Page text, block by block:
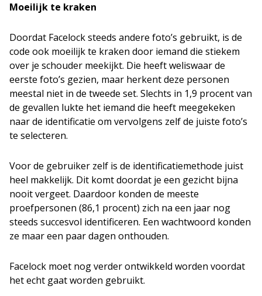
Moeilijk te kraken
Doordat Facelock steeds andere foto’s gebruikt, is de
code ook moeilijk te kraken door iemand die stiekem
over je schouder meekijkt. Die heeft weliswaar de
eerste foto’s gezien, maar herkent deze personen
meestal niet in de tweede set. Slechts in 1,9 procent van
de gevallen lukte het iemand die heeft meegekeken
naar de identificatie om vervolgens zelf de juiste foto’s
te selecteren.
Voor de gebruiker zelf is de identificatiemethode juist
heel makkelijk. Dit komt doordat je een gezicht bijna
nooit vergeet. Daardoor konden de meeste
proefpersonen (86,1 procent) zich na een jaar nog
steeds succesvol identificeren. Een wachtwoord konden
ze maar een paar dagen onthouden.
Facelock moet nog verder ontwikkeld worden voordat
het echt gaat worden gebruikt.